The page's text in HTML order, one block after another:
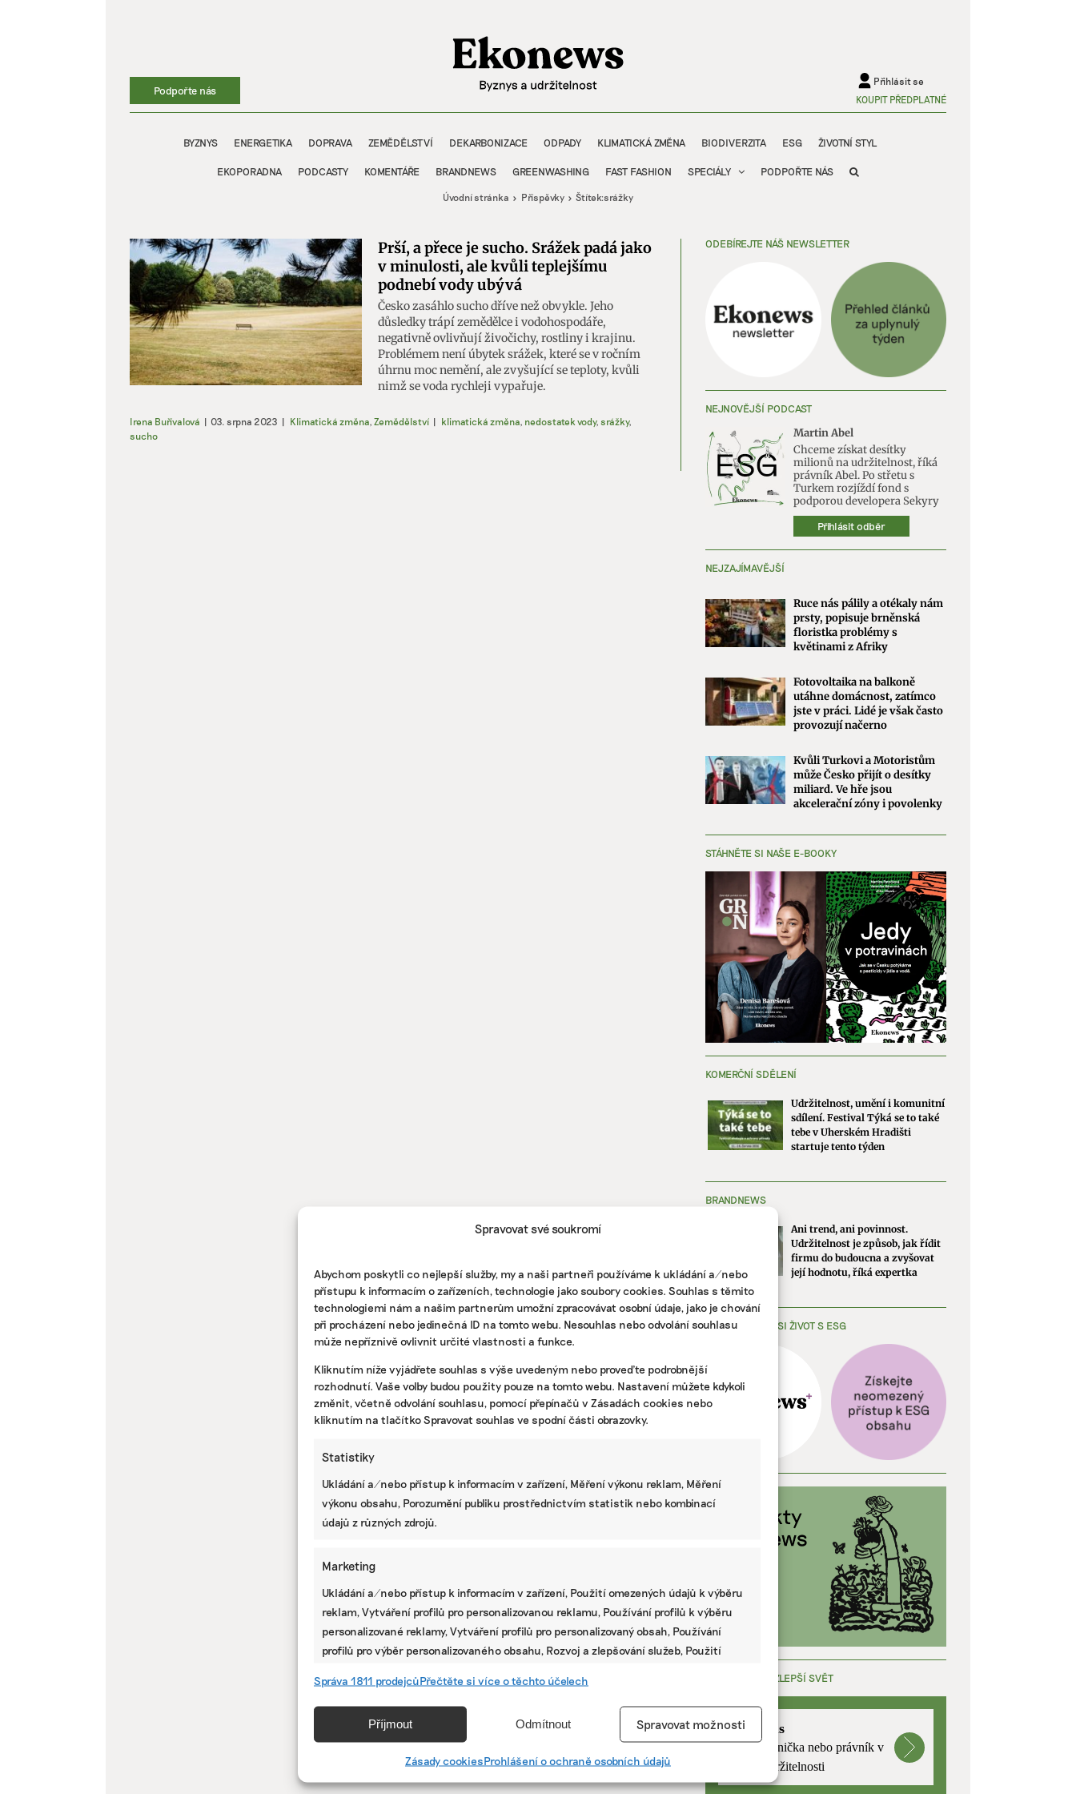
Spravovat své soukromí
Abychom poskytli co nejlepší služby, my a naši partneři používáme k ukládání a/nebo
přístupu k informacím o zařízeních, technologie jako soubory cookies. Souhlas s těmito
technologiemi nám a našim partnerům umožní zpracovávat osobní údaje, jako je chování
při procházení nebo jedinečná ID na tomto webu. Nesouhlas nebo odvolání souhlasu
může nepříznivě ovlivnit určité vlastnosti a funkce.
Kliknutím níže vyjádřete souhlas s výše uvedeným nebo proveďte podrobnější
rozhodnutí. Vaše volby budou použity pouze na tomto webu. Nastavení můžete kdykoli
změnit, včetně odvolání souhlasu, pomocí přepínačů v Zásadách cookies nebo
kliknutím na tlačítko Spravovat souhlas ve spodní části obrazovky.
Statistiky
Ukládání a/nebo přístup k informacím v zařízení, Měření výkonu reklam, Měření
výkonu obsahu, Porozumění publiku prostřednictvím statistik nebo kombinací
údajů z různých zdrojů.
Marketing
Ukládání a/nebo přístup k informacím v zařízení, Použití omezených údajů k výběru
reklam, Vytváření profilů pro personalizovanou reklamu, Používání profilů k výběru
personalizované reklamy, Vytváření profilů pro personalizovaný obsah, Používání
profilů pro výběr personalizovaného obsahu, Rozvoj a zlepšování služeb, Použití
Přiřazování a kombinování údajů z jiných zdrojů údajů, Propojení různých
zařízení, Identifikace zařízení na základě automaticky přenášených
Správa 1811 prodejcůPřečtěte si více o těchto účelech
Příjmout Odmítnout Spravovat možnosti
Zásady cookiesProhlášení o ochraně osobních údajů
Podpořte nás
Přihlásit se
KOUPIT PŘEDPLATNÉ
BYZNYS ENERGETIKA DOPRAVA ZEMĚDĚLSTVÍ DEKARBONIZACE ODPADY KLIMATICKÁ ZMĚNA BIODIVERZITA ESG ŽIVOTNÍ STYL
EKOPORADNA PODCASTY KOMENTÁŘE BRANDNEWS GREENWASHING FAST FASHION SPECIÁLY PODPOŘTE NÁS
Úvodní stránka Příspěvky Štítek:srážky
Prší, a přece je sucho. Srážek padá jako
v minulosti, ale kvůli teplejšímu
podnebí vody ubývá
Česko zasáhlo sucho dříve než obvykle. Jeho
důsledky trápí zemědělce i vodohospodáře,
negativně ovlivňují živočichy, rostliny i krajinu.
Problémem není úbytek srážek, které se v ročním
úhrnu moc nemění, ale zvyšující se teploty, kvůli
nimž se voda rychleji vypařuje.
Irena Buřívalová | 03. srpna 2023 | Klimatická změna, Zemědělství | klimatická změna, nedostatek vody, srážky,
sucho
ODEBÍREJTE NÁŠ NEWSLETTER
NEJNOVĚJŠÍ PODCAST
Martin Abel
Chceme získat desítky
milionů na udržitelnost, říká
právník Abel. Po střetu s
Turkem rozjíždí fond s
podporou developera Sekyry
Přihlásit odběr
NEJZAJÍMAVĚJŠÍ
Ruce nás pálily a otékaly nám
prsty, popisuje brněnská
floristka problémy s
květinami z Afriky
Fotovoltaika na balkoně
utáhne domácnost, zatímco
jste v práci. Lidé je však často
provozují načerno
Kvůli Turkovi a Motoristům
může Česko přijít o desítky
miliard. Ve hře jsou
akcelerační zóny i povolenky
STÁHNĚTE SI NAŠE E-BOOKY
KOMERČNÍ SDĚLENÍ
Udržitelnost, umění i komunitní
sdílení. Festival Týká se to také
tebe v Uherském Hradišti
startuje tento týden
BRANDNEWS
Ani trend, ani povinnost.
Udržitelnost je způsob, jak řídit
firmu do budoucna a zvyšovat
její hodnotu, říká expertka
ZJEDNODUŠTE SI ŽIVOT S ESG
PRÁCE, KTERÁ ZLEPŠÍ SVĚT
mutualus
Stáž: právnička nebo právník v
oblasti udržitelnosti